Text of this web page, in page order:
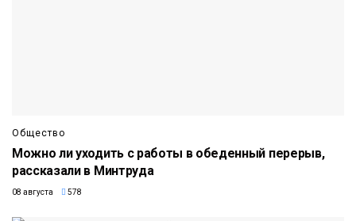
Общество
Можно ли уходить с работы в обеденный перерыв,
рассказали в Минтруда
08 августа 578